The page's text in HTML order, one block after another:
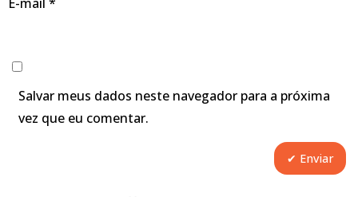
Salvar meus dados neste navegador para a próxima
vez que eu comentar.